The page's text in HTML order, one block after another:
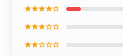
★★★★☆
★★★☆☆
★★☆☆☆